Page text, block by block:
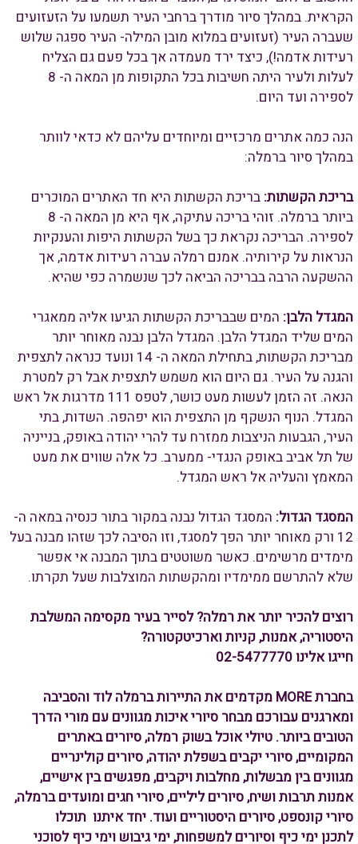
הקראית. במהלך סיור מודרך ברחבי העיר תשמעו על הזעזועים
שעברה העיר (זעזועים במלוא מובן המילה- העיר ספגה שלוש
רעידות אדמה!), כיצד ירד מעמדה אך בכל פעם גם הצליח
לעלות ולעיר היתה חשיבות בכל התקופות מן המאה ה- 8
לספירה ועד היום.
הנה כמה אתרים מרכזיים ומיוחדים עליהם לא כדאי לוותר
במהלך סיור ברמלה:
בריכת הקשתות: בריכת הקשתות היא חד האתרים המוכרים
ביותר ברמלה. זוהי בריכה עתיקה, אף היא מן המאה ה- 8
לספירה. הבריכה נקראת כך בשל הקשתות היפות והענקיות
הנראות על קירותיה. אמנם רמלה עברה רעידות אדמה, אך
ההשקעה הרבה בבריכה הביאה לכך שנשמרה כפי שהיא.
המגדל הלבן: המים שבבריכת הקשתות הגיעו אליה ממאגרי
המים שליד המגדל הלבן. המגדל הלבן נבנה מאוחר יותר
מבריכת הקשתות, בתחילת המאה ה- 14 ונועד כנראה לתצפית
והגנה על העיר. גם היום הוא משמש לתצפית אבל רק למטרת
הנאה. זה הזמן לעשות מעט כושר, לטפס 111 מדרגות אל ראש
המגדל. הנוף הנשקף מן התצפית הוא יפהפה. השדות, בתי
העיר, הגבעות הניצבות ממזרח עד להרי יהודה באופק, בנייניה
של תל אביב באופק הנגדי- ממערב. כל אלה שווים את מעט
המאמץ והעליה אל ראש המגדל.
המסגד הגדול: המסגד הגדול נבנה במקור בתור כנסיה במאה ה-
12 ורק מאוחר יותר הפך למסגד, וזו הסיבה לכך שזהו מבנה בעל
מימדים מרשימים. כאשר משוטטים בתוך המבנה אי אפשר
שלא להתרשם ממימדיו ומהקשתות המוצלבות שעל תקרתו.
רוצים להכיר יותר את רמלה? לסייר בעיר מקסימה המשלבת
היסטוריה, אמנות, קניות וארכיטקטורה?
חייגו אלינו 02-5477770
בחברת MORE מקדמים את התיירות ברמלה לוד והסביבה
ומארגנים עבורכם מבחר סיורי איכות מגוונים עם מורי הדרך
הטובים ביותר. טיולי אוכל בשוק רמלה, סיורים באתרים
המקומיים, סיורי יקבים בשפלת יהודה, סיורים קולינריים
מגוונים בין מבשלות, מחלבות ויקבים, מפגשים בין אישיים,
אמנות תרבות ושיח, סיורים ליליים, סיורי חגים ומועדים ברמלה,
סיורי קונספט, סיורים היסטוריים ועוד. יחד איתנו תוכלו
לתכנןימי כיף וסיורים למשפחות, ימי גיבוש וימי כיףלסוכני